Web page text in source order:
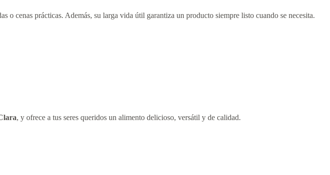
cenas prácticas. Además, su larga vida útil garantiza un producto siempre listo cuando se necesita.
, y ofrece a tus seres queridos un alimento delicioso, versátil y de calidad.